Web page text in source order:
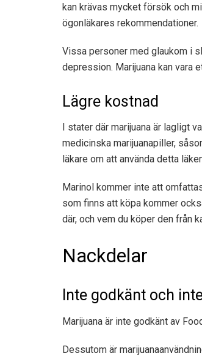
kan krävas mycket försök och
ögonläkares rekommendationer.
Vissa personer med glaukom i
depression. Marijuana kan vara
Lägre kostnad
I stater där marijuana är lagligt
medicinska marijuanapiller,
läkare om att använda detta
Marinol kommer inte att
som finns att köpa kommer
där, och vem du köper den från
Nackdelar
Inte godkänt och
Marijuana är inte godkänt av
Dessutom är